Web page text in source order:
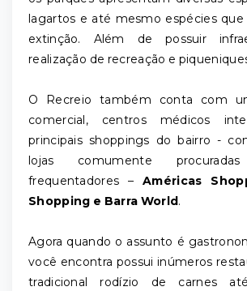
lagartos e até mesmo espécies que
extinção. Além de possuir
realização de recreação e
O Recreio também conta com
comercial, centros médicos
principais shoppings do bairro -
lojas comumente
frequentadores –Américas
Shopping e Barra World .
Agora quando o assunto é
você encontra possui inúmeros
tradicional rodízio de carnes